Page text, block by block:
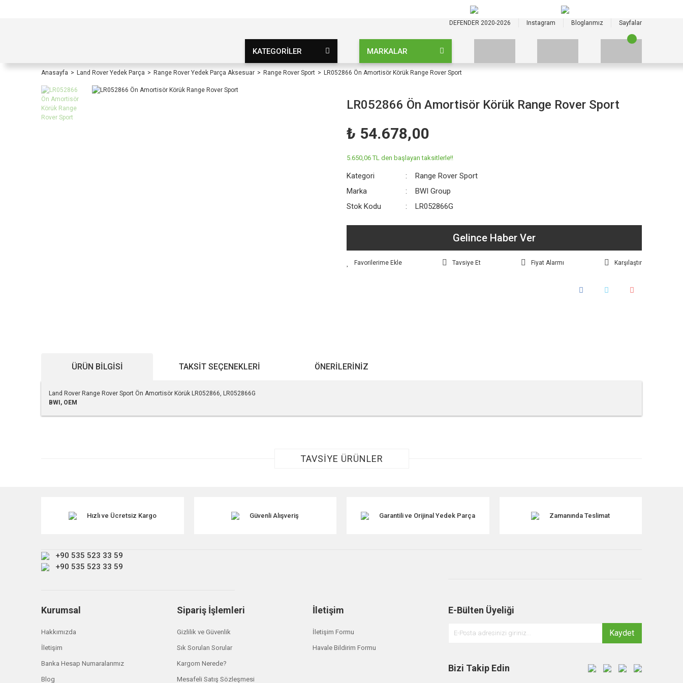
DEFENDER 2020-2026 Instagram Bloglarımız Sayfalar
KATEGORİLER MARKALAR
Anasayfa Land Rover Yedek Parça Range Rover Yedek Parça Aksesuar Range Rover Sport LR052866 Ön Amortisör Körük Range Rover Sport
LR052866 Ön Amortisör Körük Range Rover Sport
₺ 54.678,00
5.650,06 TL den başlayan taksitlerle!!
Kategori
Range Rover Sport
Marka
BWI Group
Stok Kodu
LR052866G
Gelince Haber Ver
Tavsiye Et Fiyat Alarmı Karşılaştır
ÜRÜN BILGISI TAKSIT SEÇENEKLERI ÖNERILERINIZ
Land Rover Range Rover Sport Ön Amortisör Körük LR052866, LR052866G
BWI, OEM
Bu ürüne benzer farklı alternatifler olmalı.
TAVSİYE ÜRÜNLER
BWI Group
Hızlı ve Ücretsiz Kargo Güvenli Alışveriş Garantili ve Orijinal Yedek Parça Zamanında Teslimat
+90 535 523 33 59
+90 535 523 33 59
Kurumsal
Hakkımızda
İletişim
Banka Hesap Numaralarımız
Blog
Sipariş İşlemleri
Gizlilik ve Güvenlik
Sık Sorulan Sorular
Kargom Nerede?
Mesafeli Satış Sözleşmesi
İletişim
İletişim Formu
Havale Bildirim Formu
E-Bülten Üyeliği
Kaydet
Bizi Takip Edin